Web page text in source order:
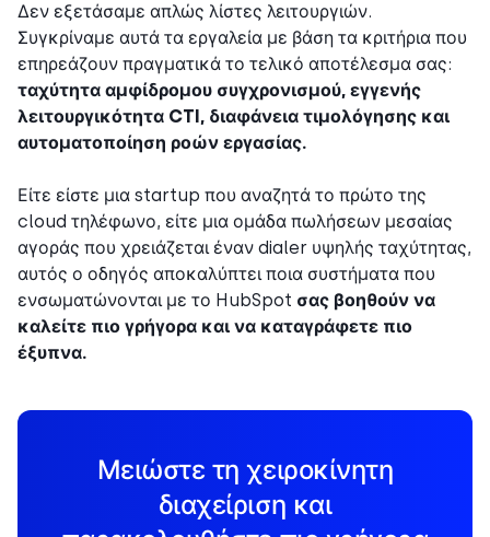
Δεν εξετάσαμε απλώς λίστες λειτουργιών.
Συγκρίναμε αυτά τα εργαλεία με βάση τα κριτήρια που
επηρεάζουν πραγματικά το τελικό αποτέλεσμα σας:
ταχύτητα αμφίδρομου συγχρονισμού, εγγενής
λειτουργικότητα CTI, διαφάνεια τιμολόγησης και
αυτοματοποίηση ροών εργασίας.
Είτε είστε μια startup που αναζητά το πρώτο της
cloud τηλέφωνο, είτε μια ομάδα πωλήσεων μεσαίας
αγοράς που χρειάζεται έναν dialer υψηλής ταχύτητας,
αυτός ο οδηγός αποκαλύπτει ποια συστήματα που
ενσωματώνονται με το HubSpot σας βοηθούν να
καλείτε πιο γρήγορα και να καταγράφετε πιο
έξυπνα.
Μειώστε τη χειροκίνητη
διαχείριση και